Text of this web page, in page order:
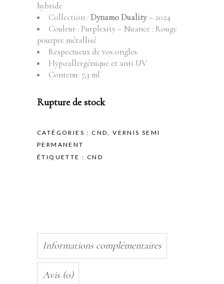
hybride
Collection : Dynamo Duality– 2024
Couleur : Purplexity – Nuance : Rouge
pourpre métallisé
Respectueux de vos ongles
Hypoallergénique et anti UV
Contenu: 7,3 ml
Rupture de stock
CATÉGORIES :CND,VERNIS SEMI
PERMANENT
ÉTIQUETTE : CND
Informations complémentaires
Avis (0)